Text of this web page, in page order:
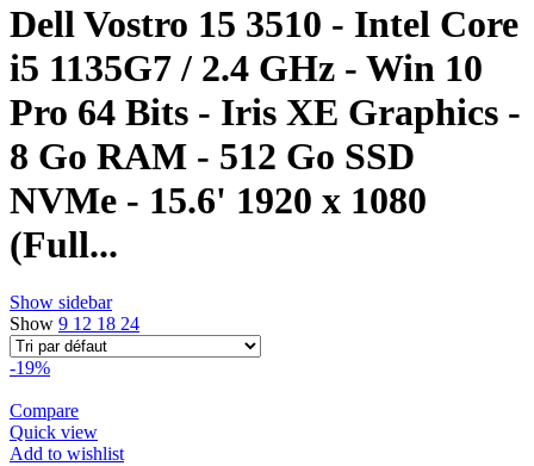
Dell Vostro 15 3510 - Intel Core
i5 1135G7 / 2.4 GHz - Win 10
Pro 64 Bits - Iris XE Graphics -
8 Go RAM - 512 Go SSD
NVMe - 15.6' 1920 x 1080
(Full...
Show sidebar
Show 9 12 18 24
-19%
Compare
Quick view
Add to wishlist